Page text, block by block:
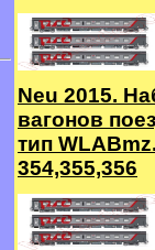
Neu 2015.
вагонов
тип
354,355,356